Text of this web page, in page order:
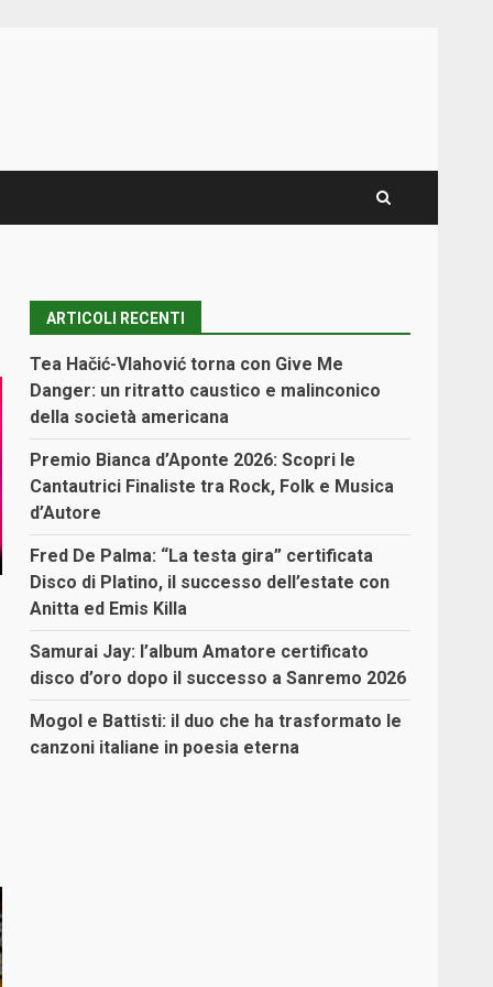
ARTICOLI RECENTI
Tea Hačić-Vlahović torna con Give Me
Danger: un ritratto caustico e malinconico
della società americana
Premio Bianca d’Aponte 2026: Scopri le
Cantautrici Finaliste tra Rock, Folk e Musica
d’Autore
Fred De Palma: “La testa gira” certificata
Disco di Platino, il successo dell’estate con
Anitta ed Emis Killa
Samurai Jay: l’album Amatore certificato
disco d’oro dopo il successo a Sanremo 2026
Mogol e Battisti: il duo che ha trasformato le
canzoni italiane in poesia eterna